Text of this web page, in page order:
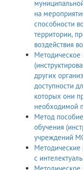
на
способности
территории,
воздействия
Методическое
других
доступности
которых они
необходимой
Метод
обучения
учреждений
с